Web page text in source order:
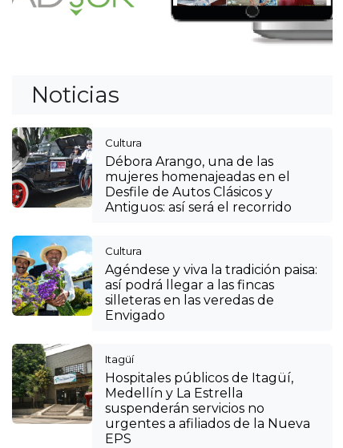
Noticias
Cultura
Débora Arango, una de las
mujeres homenajeadas en el
Desfile de Autos Clásicos y
Antiguos: así será el recorrido
Cultura
Agéndese y viva la tradición paisa:
así podrá llegar a las fincas
silleteras en las veredas de
Envigado
Itagüí
Hospitales públicos de Itagüí,
Medellín y La Estrella
suspenderán servicios no
urgentes a afiliados de la Nueva
EPS